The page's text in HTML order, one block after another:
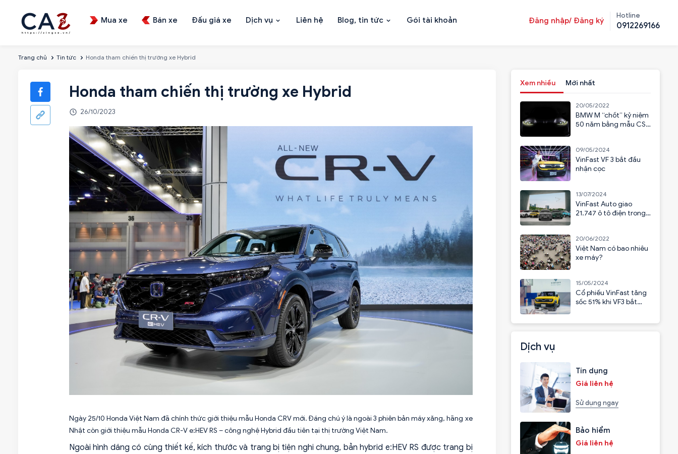
Mua xe Bán xe Đấu giá xe Dịch vụ Liên hệ Blog, tin tức Gói tài khoản Đăng nhập/ Đăng ký
Hotline
0912269166
Trang chủ Tin tức Honda tham chiến thị trường xe Hybrid
Honda tham chiến thị trường xe Hybrid
26/10/2023
Ngày 25/10 Honda Việt Nam đã chính thức giới thiệu mẫu Honda CRV mới. Đáng chú ý là ngoài 3 phiên bản máy xăng, hãng xe
Nhật còn giới thiệu mẫu Honda CR-V e:HEV RS – công nghệ Hybrid đầu tiên tại thị trường Việt Nam.
Ngoài hình dáng có cùng thiết kế, kích thước và trang bị tiện nghi chung, bản hybrid e:HEV RS được trang bị
Xem nhiều Mới nhất
20/05/2022
BMW M “chốt” kỷ niệm
50 năm bằng mẫu CSL
09/05/2024
VinFast VF 3 bắt đầu
nhận cọc
13/07/2024
VinFast Auto giao
21.747 ô tô điện trong
20/06/2022
Việt Nam có bao nhiêu
xe máy?
15/05/2024
Cổ phiếu VinFast tăng
sốc 51% khi VF3 bắt
Dịch vụ
Tín dụng
Giá liên hệ
Sử dụng ngay
Bảo hiểm
Giá liên hệ